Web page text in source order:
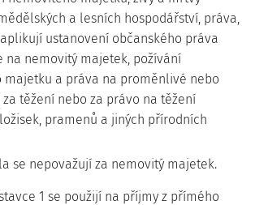
a lesních hospodářství, práva,
ustanovení občanského práva
na nemovitý majetek, požívání
majetku a práva na proměnlivé nebo
těžení nebo za právo na těžení
pramenů a jiných přírodních
se nepovažují za nemovitý majetek.
1 se použijí na příjmy z přímého